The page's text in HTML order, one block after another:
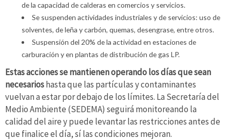
de la capacidad de calderas en comercios y servicios.
Se suspenden actividades industriales y de servicios: uso de
solventes, de leña y carbón, quemas, desengrase, entre otros.
Suspensión del 20% de la actividad en estaciones de
carburación y en plantas de distribución de gas LP.
Estas acciones se mantienen operando los días que sean
necesarioshasta que las partículas y contaminantes
vuelvan a estar por debajo de los límites. La Secretaría del
Medio Ambiente (SEDEMA) seguirá monitoreando la
calidad del aire y puede levantar las restricciones antes de
que finalice el día, sí las condiciones mejoran.